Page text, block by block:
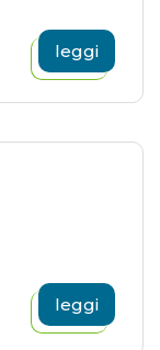
leggi
leggi